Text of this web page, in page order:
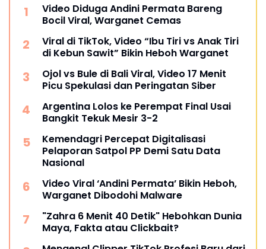
Video Diduga Andini Permata Bareng
Bocil Viral, Warganet Cemas
Viral di TikTok, Video “Ibu Tiri vs Anak Tiri
di Kebun Sawit” Bikin Heboh Warganet
Ojol vs Bule di Bali Viral, Video 17 Menit
Picu Spekulasi dan Peringatan Siber
Argentina Lolos ke Perempat Final Usai
Bangkit Tekuk Mesir 3-2
Kemendagri Percepat Digitalisasi
Pelaporan Satpol PP Demi Satu Data
Nasional
Video Viral ‘Andini Permata’ Bikin Heboh,
Warganet Dibodohi Malware
"Zahra 6 Menit 40 Detik" Hebohkan Dunia
Maya, Fakta atau Clickbait?